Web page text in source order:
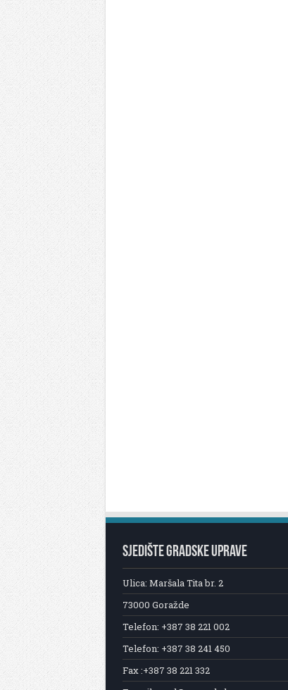
SJEDIŠTE GRADSKE UPRAVE
Ulica: Maršala Tita br. 2
73000 Goražde
Telefon: +387 38 221 002
Telefon: +387 38 241 450
Fax :+387 38 221 332